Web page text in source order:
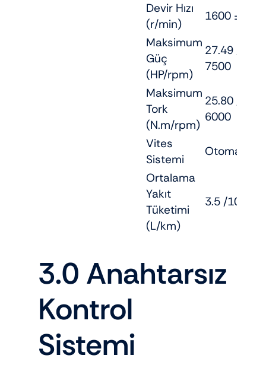
Devir Hızı
(r/min)
1600 ± 100
Maksimum
Güç
(HP/rpm)
27.49 /
7500
Maksimum
Tork
(N.m/rpm)
25.80 /
6000
Vites
Sistemi
Otomatik
Ortalama
Yakıt
Tüketimi
(L/km)
3.5 /100
3.0 Anahtarsız
Kontrol
Sistemi